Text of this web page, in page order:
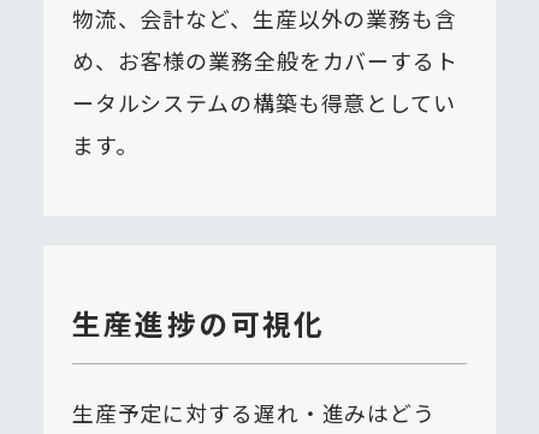
物流、会計など、生産以外の業務も含
め、お客様の業務全般をカバーするト
ータルシステムの構築も得意としてい
ます。
生産進捗の可視化
生産予定に対する遅れ・進みはどう